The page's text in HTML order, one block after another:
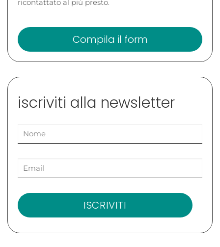
ricontattato al più presto.
Compila il form
iscriviti alla newsletter
ISCRIVITI